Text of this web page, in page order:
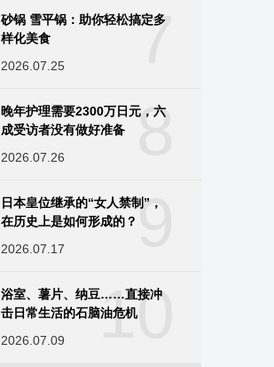
7
砂锅 雪平锅：助你轻松搞定多
样化美食
2026.07.25
8
晚年护理需要2300万日元，六
成受访者没有做好准备
2026.07.26
9
日本皇位继承的“女人禁制”，
在历史上是如何形成的？
2026.07.17
10
浴室、薯片、纳豆……直接冲
击日常生活的石脑油危机
2026.07.09